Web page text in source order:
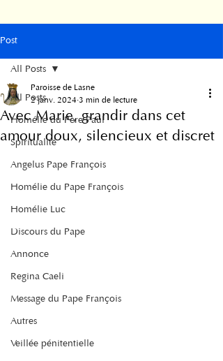
Post
All Posts
Homélie du Père Paul
Spiritualité
Angelus Pape François
Homélie du Pape François
Homélie Luc
Discours du Pape
Annonce
Regina Caeli
Message du Pape François
Autres
Veillée pénitentielle
All Posts
Avec Marie, grandir dans cet
amour doux, silencieux et discret
Paroisse de Lasne
2 janv. 2024 3 min de lecture